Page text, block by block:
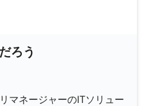
ろう
マネージャーのITソリュー